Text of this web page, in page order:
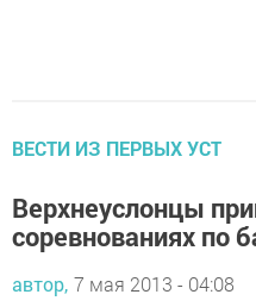
ВЕСТИ ИЗ ПЕРВЫХ УСТ
Верхнеуслонцы
соревнованиях по
автор, 7 мая 2013 - 04:08